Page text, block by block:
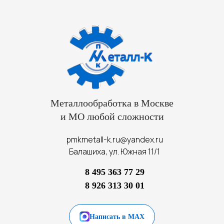
Металлообработка в Москве
и МО любой сложности
pmkmetall-k.ru@yandex.ru
Балашиха, ул. Южная 11/1
8 495 363 77 29
8 926 313 30 01
Написать в MAX